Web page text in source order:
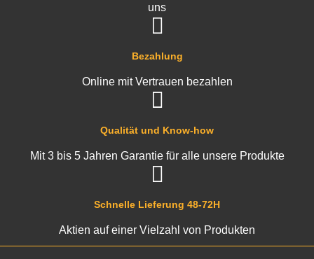
Schnelle Lieferung 48-72H
Aktien auf einer Vielzahl von Produkten
Qualität und Know-how
Mit 3 bis 5 Jahren Garantie für alle unsere Produkte
Bezahlung
Online mit Vertrauen bezahlen
uns